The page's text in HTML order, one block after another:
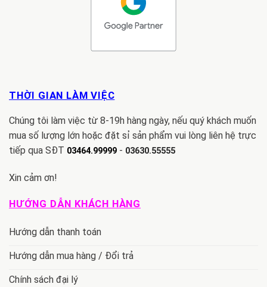
THỜI GIAN LÀM VIỆC
Chúng tôi làm việc từ 8-19h hàng ngày, nếu quý khách muốn
mua số lượng lớn hoặc đặt sỉ sản phẩm vui lòng liên hệ trực
tiếp qua SĐT 03464.99999 - 03630.55555
Xin cảm ơn!
HƯỚNG DẪN KHÁCH HÀNG
Hướng dẫn thanh toán
Hướng dẫn mua hàng / Đổi trả
Chính sách đại lý